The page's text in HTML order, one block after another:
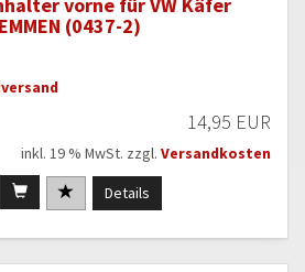
vorne für VW Käfer
(0437-2)
14,95 EUR
inkl. 19 % MwSt. zzgl. Versandkosten
Details